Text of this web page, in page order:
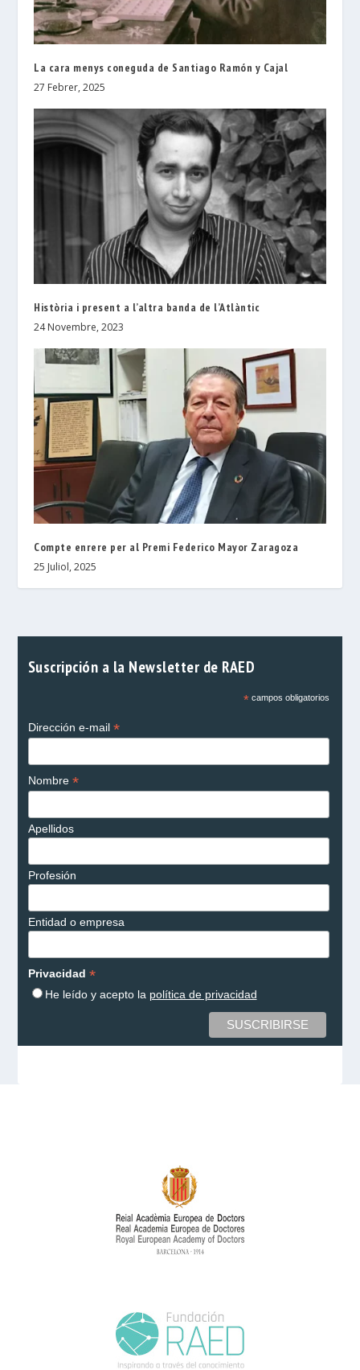
La cara menys coneguda de Santiago Ramón y Cajal
27 Febrer, 2025
Història i present a l’altra banda de l’Atlàntic
24 Novembre, 2023
Compte enrere per al Premi Federico Mayor Zaragoza
25 Juliol, 2025
Suscripción a la Newsletter de RAED
*campos obligatorios
Dirección e-mail *
Nombre *
Apellidos
Profesión
Entidad o empresa
Privacidad *
He leído y acepto la política de privacidad